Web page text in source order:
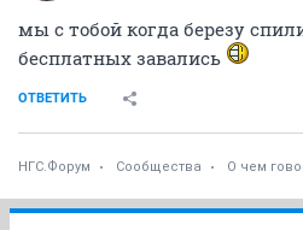
мы с тобой когда березу
бесплатных завались
ОТВЕТИТЬ
НГС.Форум Сообщества О чем